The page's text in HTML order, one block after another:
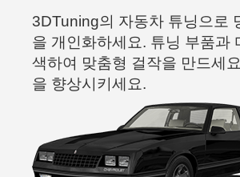
3DTuning의 자동차 튜닝으로
을 개인화하세요. 튜닝 부품과
색하여 맞춤형 걸작을 만드세
을 향상시키세요.